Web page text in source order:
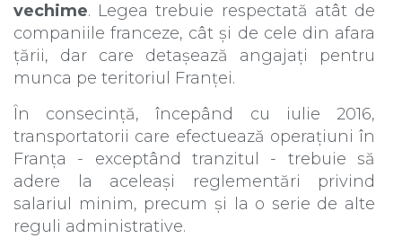
vechime. Legea trebuie respectată atât de
companiile franceze, cât și de cele din afara
țării, dar care detașează angajați pentru
munca pe teritoriul Franței.
În consecință, începând cu iulie 2016,
transportatorii care efectuează operațiuni în
Franța - exceptând tranzitul - trebuie să
adere la aceleași reglementări privind
salariul minim, precum și la o serie de alte
reguli administrative.